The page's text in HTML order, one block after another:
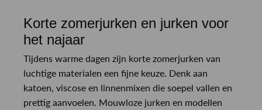
Korte zomerjurken en jurken voor
het najaar
Tijdens warme dagen zijn korte zomerjurken van
luchtige materialen een fijne keuze. Denk aan
katoen, viscose en linnenmixen die soepel vallen en
prettig aanvoelen. Mouwloze jurken en modellen